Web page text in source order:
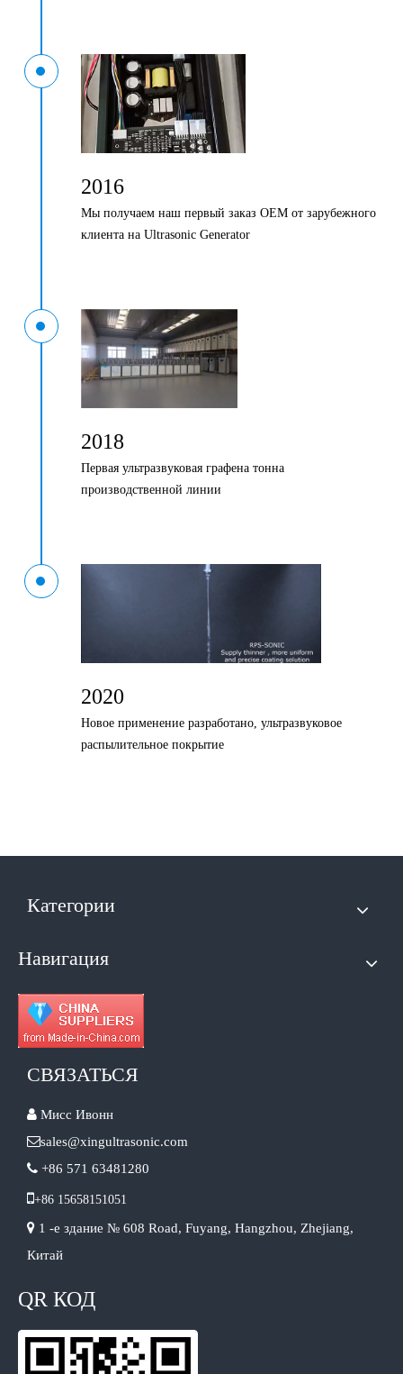
2016
Мы получаем наш первый заказ OEM от зарубежного
клиента на Ultrasonic Generator
2018
Первая ультразвуковая графена тонна
производственной линии
2020
Новое применение разработано, ультразвуковое
распылительное покрытие
Категории
Навигация
СВЯЗАТЬСЯ
 Мисс Ивонн
sales@xingultrasonic.com
 +86 571 63481280
+86 15658151051
 1 -е здание № 608 Road, Fuyang, Hangzhou, Zhejiang,
Китай
QR КОД